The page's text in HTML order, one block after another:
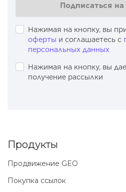
Подписаться
Нажимая на кнопку, вы
оферты и соглашаетесь с
персональных данных
Нажимая на кнопку, вы
получение рассылки
Продукты
Продвижение GEO
Покупка ссылок